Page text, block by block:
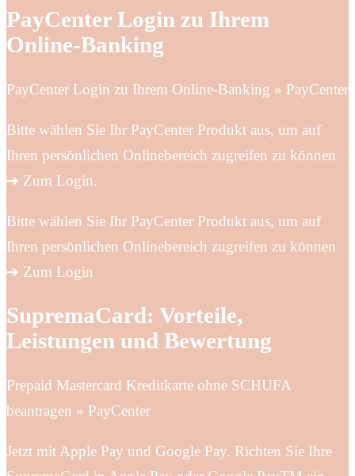
PayCenter Login zu Ihrem
Online-Banking
PayCenter Login zu Ihrem Online-Banking » PayCenter
Bitte wählen Sie Ihr PayCenter Produkt aus, um auf
Ihren persönlichen Onlinebereich zugreifen zu können
➔ Zum Login.
Bitte wählen Sie Ihr PayCenter Produkt aus, um auf
Ihren persönlichen Onlinebereich zugreifen zu können
➔ Zum Login
SupremaCard: Vorteile,
Leistungen und Bewertung
Prepaid Mastercard Kreditkarte ohne SCHUFA
beantragen » PayCenter
Jetzt mit Apple Pay und Google Pay. Richten Sie Ihre